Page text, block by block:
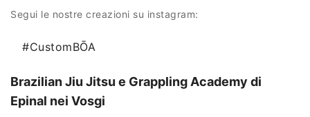
Segui le nostre creazioni su instagram:
#CustomBŌA
Brazilian Jiu Jitsu e Grappling Academy di
Epinal nei Vosgi